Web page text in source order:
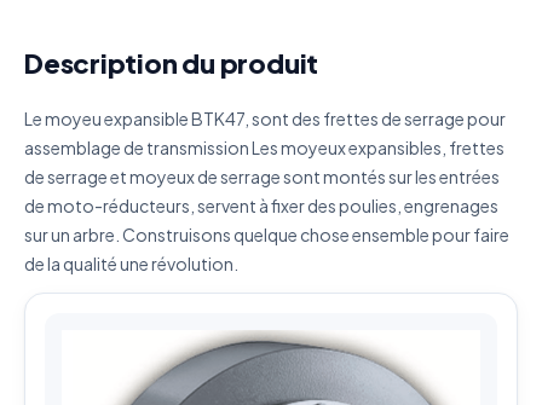
Description du produit
Le moyeu expansible BTK47, sont des frettes de serrage pour
assemblage de transmission Les moyeux expansibles, frettes
de serrage et moyeux de serrage sont montés sur les entrées
de moto-réducteurs, servent à fixer des poulies, engrenages
sur un arbre. Construisons quelque chose ensemble pour faire
de la qualité une révolution.
J'accepte que mes données soient utilisées pour traiter
Envoyer ma demande de devis
Vos données sont protégées et ne seront jamais